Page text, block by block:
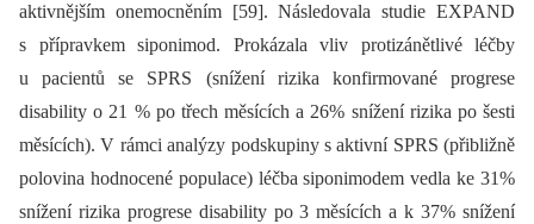
aktivnějším onemocněním [59]. Následovala studie EXPAND
s přípravkem siponimod. Prokázala vliv protizánětlivé léčby
u pacientů se SPRS (snížení rizika konfirmované progrese
disability o 21 % po třech měsících a 26% snížení rizika po šesti
měsících). V rámci analýzy podskupiny s aktivní SPRS (přibližně
polovina hodnocené populace) léčba siponimodem vedla ke 31%
snížení rizika progrese disability po 3 měsících a k 37% snížení